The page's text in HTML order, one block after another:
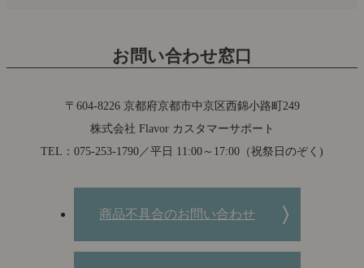
お問い合わせ窓口
〒604-8226 京都府京都市中京区西錦小路町249
株式会社 Flavor カスタマーサポート
TEL：075-253-1790／平日 11:00～17:00（祝祭日のぞく)
商品不具合のお問い合わせ